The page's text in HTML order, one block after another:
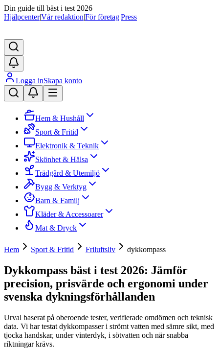
Din guide till bäst i test 2026
Hjälpcenter|Vår redaktion|För företag|Press
Logga inSkapa konto
Hem & Hushåll
Sport & Fritid
Elektronik & Teknik
Skönhet & Hälsa
Trädgård & Utemiljö
Bygg & Verktyg
Barn & Familj
Kläder & Accessoarer
Mat & Dryck
Hem Sport & Fritid Friluftsliv dykkompass
Dykkompass bäst i test 2026: Jämför
precision, prisvärde och ergonomi under
svenska dykningsförhållanden
Urval baserat på oberoende tester, verifierade omdömen och teknisk
data. Vi har testat dykkompasser i strömt vatten med sämre sikt, med
tjocka handskar, under vinterdyk, i sötvatten och när snabba
riktningar krävs.